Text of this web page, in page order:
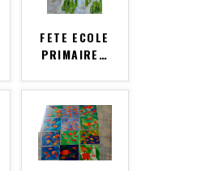
FETE ECOLE
PRIMAIRE…